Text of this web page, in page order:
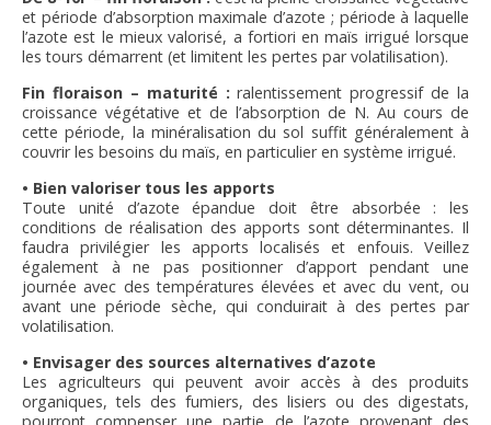
et période d’absorption maximale d’azote ; période à laquelle
l’azote est le mieux valorisé, a fortiori en maïs irrigué lorsque
les tours démarrent (et limitent les pertes par volatilisation).
Fin floraison – maturité : ralentissement progressif de la
croissance végétative et de l’absorption de N. Au cours de
cette période, la minéralisation du sol suffit généralement à
couvrir les besoins du maïs, en particulier en système irrigué.
• Bien valoriser tous les apports
Toute unité d’azote épandue doit être absorbée : les
conditions de réalisation des apports sont déterminantes. Il
faudra privilégier les apports localisés et enfouis. Veillez
également à ne pas positionner d’apport pendant une
journée avec des températures élevées et avec du vent, ou
avant une période sèche, qui conduirait à des pertes par
volatilisation.
• Envisager des sources alternatives d’azote
Les agriculteurs qui peuvent avoir accès à des produits
organiques, tels des fumiers, des lisiers ou des digestats,